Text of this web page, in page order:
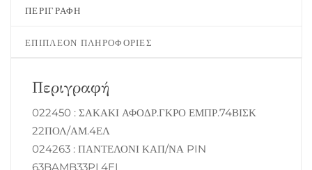
ΠΕΡΙΓΡΑΦΉ
ΕΠΙΠΛΈΟΝ ΠΛΗΡΟΦΟΡΊΕΣ
Περιγραφή
022450 : ΣΑΚΑΚΙ ΑΦΟΔΡ.ΓΚΡΟ ΕΜΠΡ.74ΒΙΣΚ
22ΠΟΛ/ΑΜ.4ΕΛ
024263 : ΠΑΝΤΕΛΟΝΙ ΚΑΠ/ΝΑ PIN
63BAMB33PL4EL